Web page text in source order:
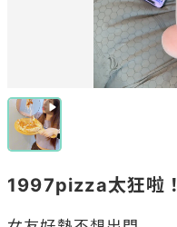
1997pizza太狂啦！